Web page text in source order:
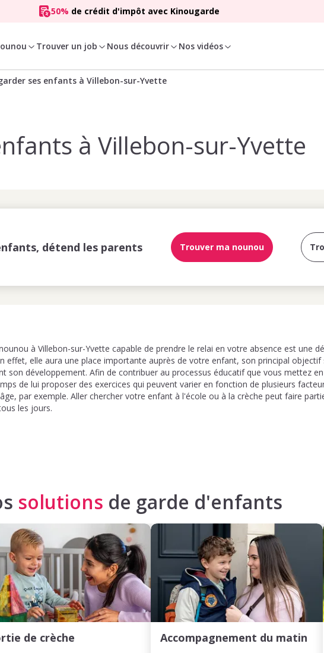
50% de crédit d'impôt avec Kinougarde
Trouver un job Nous découvrir Nos vidéos
ses enfants à Villebon-sur-Yvette
à Villebon-sur-Yvette
détend les parents Trouver ma nounou
à Villebon-sur-Yvette capable de prendre le relai en votre absence est une
effet, elle aura une place importante auprès de votre enfant, son principal objectif
son développement. Afin de contribuer au processus éducatif que vous mettez en
de lui proposer des exercices qui peuvent varier en fonction de plusieurs
par exemple. Aller chercher votre enfant à l'école ou à la crèche peut faire
les jours.
solutions de garde d'enfants
de crèche Accompagnement du matin